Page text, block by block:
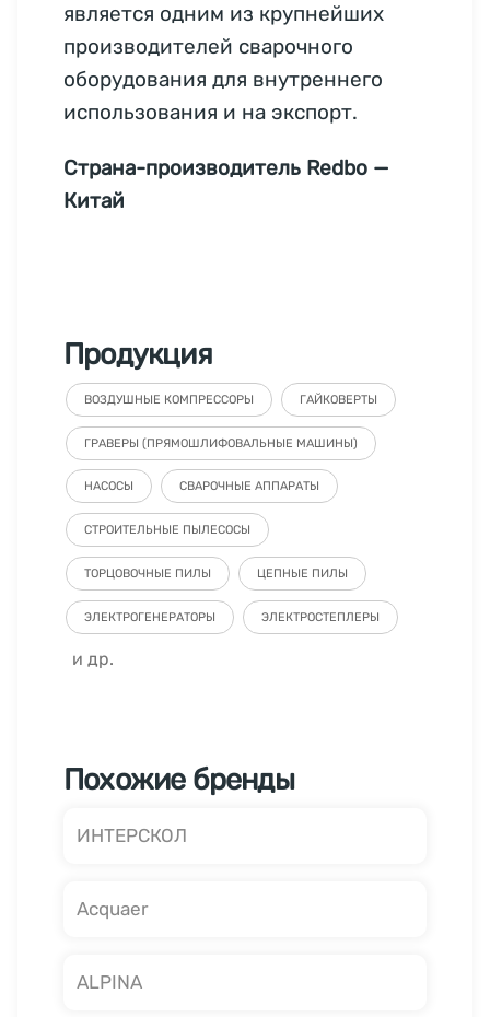
является одним из крупнейших
производителей сварочного
оборудования для внутреннего
использования и на экспорт.
Страна-производитель Redbo —
Китай
Продукция
ВОЗДУШНЫЕ КОМПРЕССОРЫ ГАЙКОВЕРТЫ
ГРАВЕРЫ (ПРЯМОШЛИФОВАЛЬНЫЕ МАШИНЫ)
НАСОСЫ СВАРОЧНЫЕ АППАРАТЫ
СТРОИТЕЛЬНЫЕ ПЫЛЕСОСЫ
ТОРЦОВОЧНЫЕ ПИЛЫ ЦЕПНЫЕ ПИЛЫ
ЭЛЕКТРОГЕНЕРАТОРЫ ЭЛЕКТРОСТЕПЛЕРЫ
и др.
Похожие бренды
ИНТЕРСКОЛ
Acquaer
ALPINA